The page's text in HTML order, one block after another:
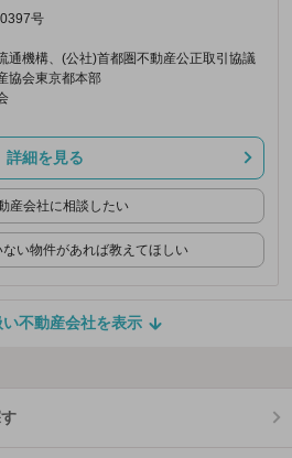
号
通機構、(公社)首都圏不動産公正取引協議
協会東京都本部
詳細を見る
産会社に相談したい
い物件があれば教えてほしい
不動産会社を表示